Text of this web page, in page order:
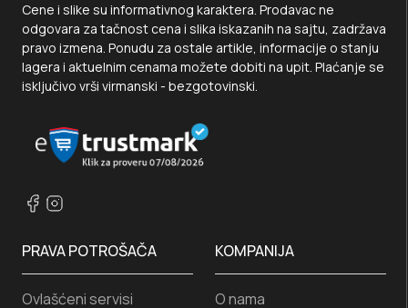
Cene i slike su informativnog karaktera. Prodavac ne
odgovara za tačnost cena i slika iskazanih na sajtu, zadržava
pravo izmena. Ponudu za ostale artikle, informacije o stanju
lagera i aktuelnim cenama možete dobiti na upit. Plaćanje se
isključivo vrši virmanski - bezgotovinski.
PRAVA POTROŠAČA
Ovlašćeni servisi
KOMPANIJA
O nama